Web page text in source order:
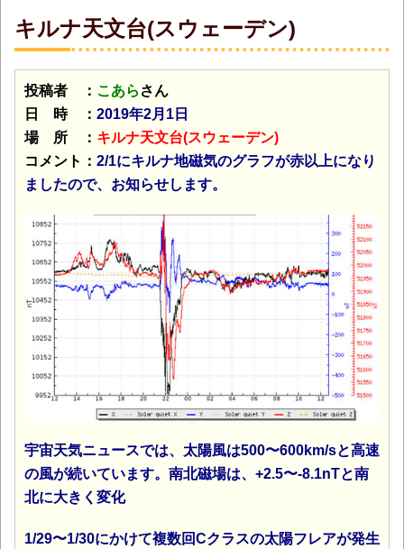
キルナ天文台(スウェーデン)
投稿者 ： こあら さん
日 時 ： 2019年2月1日
場 所 ： キルナ天文台(スウェーデン)
コメント： 2/1にキルナ地磁気のグラフが赤以上になり
ましたので、お知らせします。
宇宙天気ニュースでは、太陽風は500〜600km/sと高速
の風が続いています。南北磁場は、+2.5〜-8.1nTと南
北に大きく変化
1/29〜1/30にかけて複数回Cクラスの太陽フレアが発生